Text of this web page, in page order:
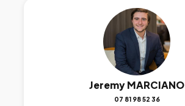
Jeremy MARCIANO
07 81 98 52 36